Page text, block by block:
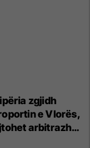
zgjidh
e Vlorës,
arbitrazhit